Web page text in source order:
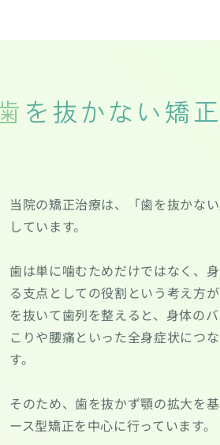
歯を抜かない矯
当院の矯正治療は、「歯を抜かな
しています。
歯は単に噛むためだけではなく、
る支点としての役割という考え方
を抜いて歯列を整えると、身体の
こりや腰痛といった全身症状につ
す。
そのため、歯を抜かず顎の拡大を
ース型矯正を中心に行っています。